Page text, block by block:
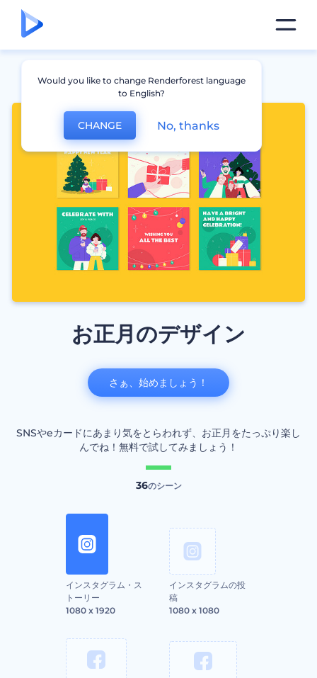
お正月のデザイン
SNSやeカードにあまり気をとらわれず、お正月をたっぷり楽し
んでね！無料で試してみましょう！
36のシーン
インスタグラム・ス
トーリー
1080 x 1920
インスタグラムの投
稿
1080 x 1080
さぁ、始めましょう！
Would you like to change Renderforest language
to English?
CHANGE No, thanks